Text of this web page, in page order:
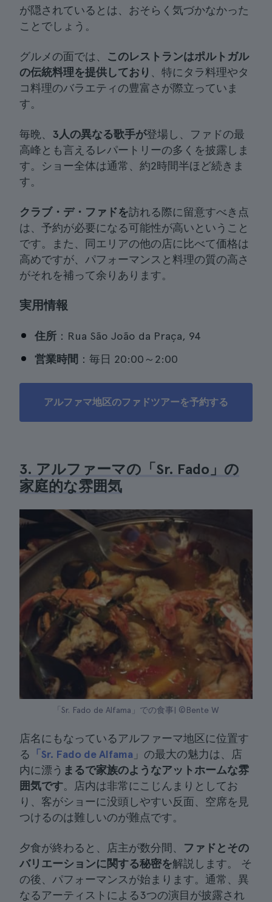
が隠されているとは、おそらく気づかなかった
ことでしょう。
グルメの面では、 このレストランはポルトガル
の伝統料理を提供しており
、特にタラ料理やタ
コ料理のバラエティの豊富さが際立っていま
す。
毎晩、 3人の異なる歌手が登場し、ファドの最
高峰とも言えるレパートリーの多くを披露しま
す。ショー全体は通常、約2時間半ほど続きま
す。
クラブ・デ・ファドを訪れる際に留意すべき点
は、予約が必要になる可能性が高いということ
です。また、同エリアの他の店に比べて価格は
高めですが、パフォーマンスと料理の質の高さ
がそれを補って余りあります。
実用情報
住所 ：Rua São João da Praça, 94
営業時間 ：毎日 20:00～2:00
アルファマ地区のファドツアーを予約する
3. アルファーマの「Sr. Fado」の
家庭的な雰囲気
「Sr. Fado de Alfama」での食事| ©Bente W
店名にもなっているアルファーマ地区に位置す
る 「Sr. Fado de Alfama 」の最大の魅力は、店
内に漂う まるで家族のようなアットホームな雰
囲気です。店内は非常にこじんまりとしてお
り、客がショーに没頭しやすい反面、空席を見
つけるのは難しいのが難点です。
夕食が終わると、店主が数分間、 ファドとその
バリエーションに関する秘密を解説します。 そ
の後、パフォーマンスが始まります。通常、異
なるアーティストによる3つの演目が披露され